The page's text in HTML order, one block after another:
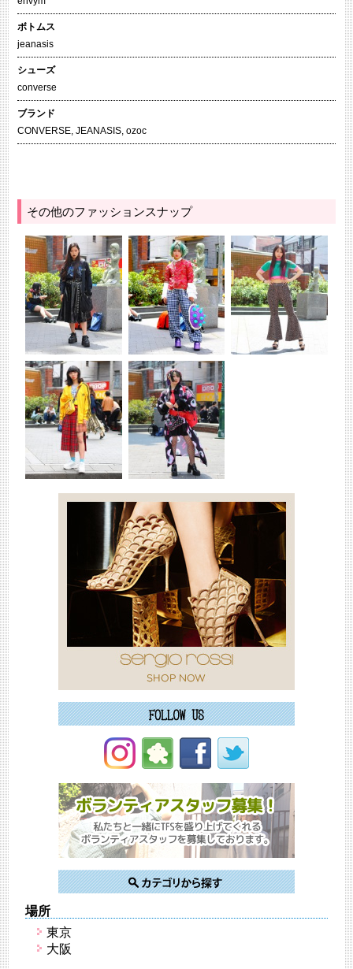
ボトムス
jeanasis
シューズ
converse
ブランド
CONVERSE, JEANASIS, ozoc
その他のファッションスナップ
場所
東京
大阪